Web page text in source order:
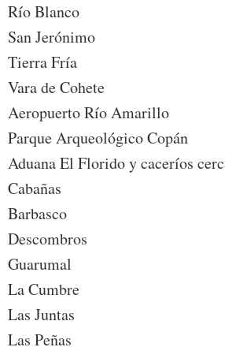
Río Blanco
San Jerónimo
Tierra Fría
Vara de Cohete
Aeropuerto Río Amarillo
Parque Arqueológico Copán
Aduana El Florido y caceríos
Cabañas
Barbasco
Descombros
Guarumal
La Cumbre
Las Juntas
Las Peñas